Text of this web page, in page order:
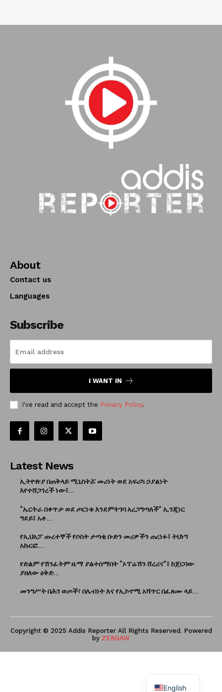
About
Contact us
Languages
Subscribe
I WANT IN
I've read and accept the Privacy Policy.
Latest News
ኢትዮጵያ በጠቅላይ ሚኒስትሯ መሪነት ወደ አፍሪካ ኃያልነት
እየተሸጋገረች ነው፤...
“ኤርትራ በቀጥታ ወደ ጦርነቱ እንደምትገባ አረጋግጣለች” ኢንጂነር
ግደይ፤ አቶ...
የኢህአፓ ጡረተኞች የሶስት ታጣቂ ቡድን መሪዎችን ጠረነፉ፤ ትህነግ
አኩርፎ...
የድልም የሽንፈትም ዜማ ያልተሰማበት “ኦፕሬሽን ሸረሪና”፤ ከጀርባው
ያዘለው ዕቅድ...
መንግሥት በሕገ ወጦች፣ በሌብነት እና የኢኮኖሚ አሻጥር በፈጸሙ ላይ...
Copyright © 2025 Addis Reporter All Rights Reserved. Powered
by ZERGAW
English